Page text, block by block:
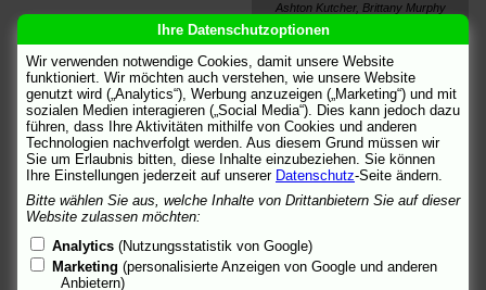
Ashton Kutcher, Brittany Murphy
Die Flitterwochen sind die
schönsten Tage im Leben eines Ehepaars – denkt man. Doch die
verwöhnte Kunsthistorikerin Sarah McNerney (BRITTANY
MURPHY) und der Radiomoderator Tom Leezak (ASHTON
KUTCHER) erleben während ihres Honeymoons einen Trip in
die Hölle.
Es fängt ganz harmlos an, als Tom den Kopf seiner frisch
vermählten beim Tragen über die Schwelle versehentlich gegen
den Türrahmen donnert, steigert sich, als Sarah in der
Hochzeitsnacht plötzlich von einer Sex-Blockade übermannt
wird, und erreicht seinen vorläufigen Höhepunkt, als eine resolute
Rentnerin mit ihrem Wagen das Auto des jungen Ehepaares in
den Abgrund rammt. Dass die Harmonie zwischen den beiden
Ihre Datenschutzoptionen
Wir verwenden notwendige Cookies, damit unsere Website
funktioniert. Wir möchten auch verstehen, wie unsere Website
genutzt wird („Analytics“), Werbung anzuzeigen („Marketing“) und mit
sozialen Medien interagieren („Social Media“). Dies kann jedoch dazu
führen, dass Ihre Aktivitäten mithilfe von Cookies und anderen
Technologien nachverfolgt werden. Aus diesem Grund müssen wir
Sie um Erlaubnis bitten, diese Inhalte einzubeziehen. Sie können
Ihre Einstellungen jederzeit auf unserer Datenschutz-Seite ändern.
Bitte wählen Sie aus, welche Inhalte von Drittanbietern Sie auf dieser
Website zulassen möchten:
Analytics (Nutzungsstatistik von Google)
Marketing (personalisierte Anzeigen von Google und anderen
Anbietern)